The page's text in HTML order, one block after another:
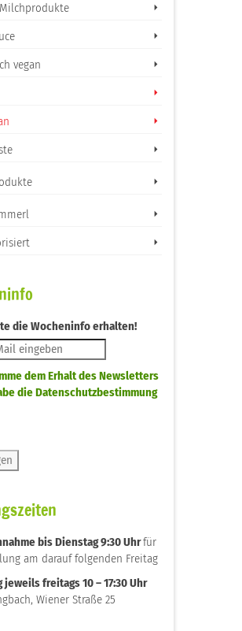
IN DEN WARENKORB
vegan
die Wocheninfo erhalten!
dem Erhalt des Newsletters
die Datenschutzbestimmung
bis Dienstag 9:30 Uhrfür
am darauf folgenden Freitag
jeweils freitags 10 – 17:30 Uhr
Wiener Straße 25